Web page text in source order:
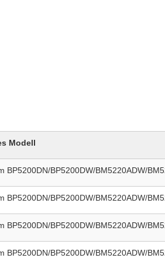
Modell
BP5200DN/BP5200DW/BM5220ADW/
BP5200DN/BP5200DW/BM5220ADW/
BP5200DN/BP5200DW/BM5220ADW/
BP5200DN/BP5200DW/BM5220ADW/